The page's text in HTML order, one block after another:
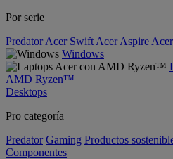
Por serie
Predator Acer Swift Acer Aspire
Windows
AMD Ryzen™
Desktops
Pro categoría
Predator Gaming Productos
Componentes